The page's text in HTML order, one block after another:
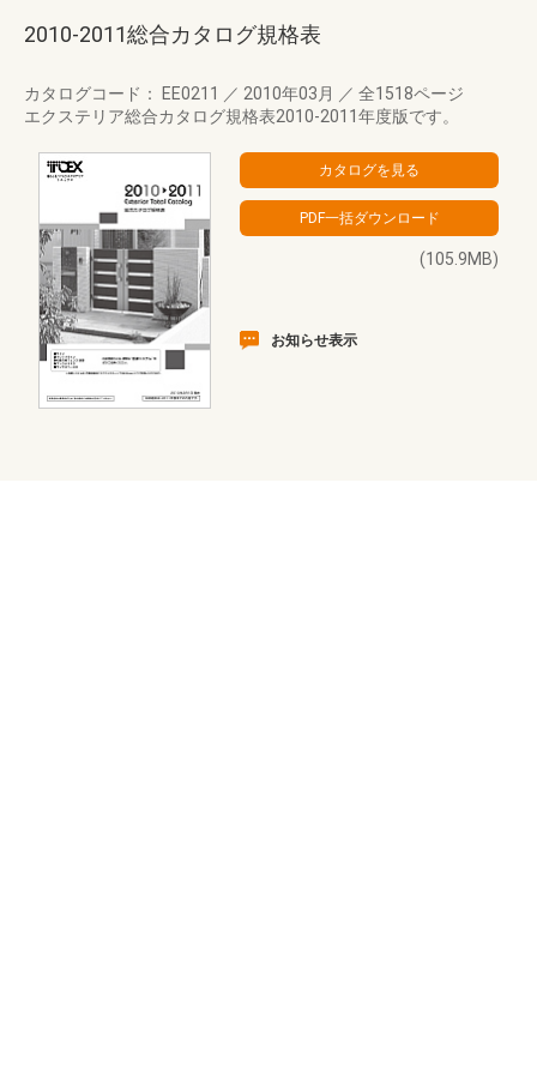
2010-2011総合カタログ規格表
カタログコード： EE0211 ／ 2010年03月 ／ 全1518ページ
エクステリア総合カタログ規格表2010-2011年度版です。
(105.9MB)
お知らせ表示